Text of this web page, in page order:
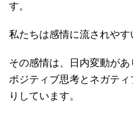
す。
私たちは感情に流されやす
その感情は、日内変動があ
ポジティブ思考とネガテ
りしています。